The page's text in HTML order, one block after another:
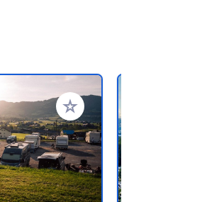
Zu Ihren Favoriten